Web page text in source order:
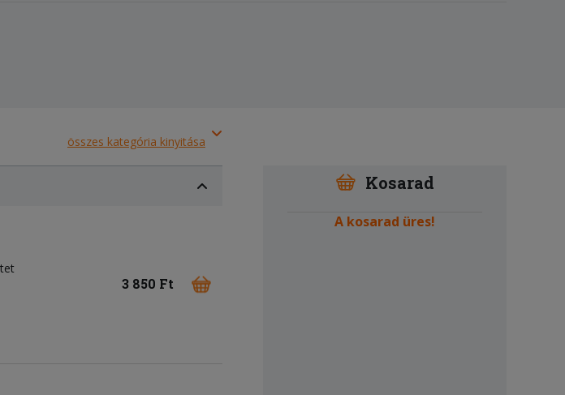
összes kategória kinyitása
3 850 Ft
Kosarad
A kosarad üres!